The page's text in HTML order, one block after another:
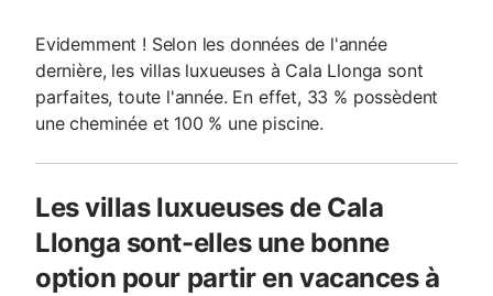
Evidemment ! Selon les données de l'année
dernière, les villas luxueuses à Cala Llonga sont
parfaites, toute l'année. En effet, 33 % possèdent
une cheminée et 100 % une piscine.
Les villas luxueuses de Cala
Llonga sont-elles une bonne
option pour partir en vacances à